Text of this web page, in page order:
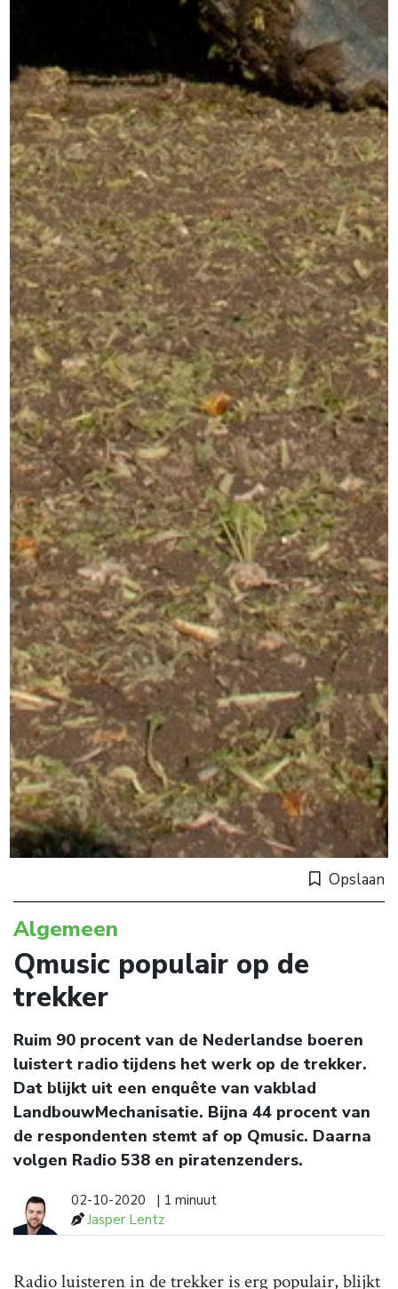
Opslaan
Algemeen
Qmusic populair op de
trekker
Ruim 90 procent van de Nederlandse boeren
luistert radio tijdens het werk op de trekker.
Dat blijkt uit een enquête van vakblad
LandbouwMechanisatie. Bijna 44 procent van
de respondenten stemt af op Qmusic. Daarna
volgen Radio 538 en piratenzenders.
02-10-2020
| 1 minuut
Jasper Lentz
Radio luisteren in de trekker is erg populair, blijkt